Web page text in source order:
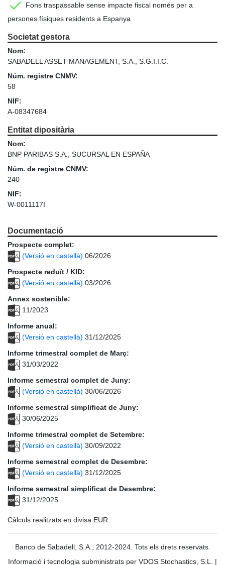
Fons traspassable sense impacte fiscal només per a
persones físiques residents a Espanya
Societat gestora
Nom:
SABADELL ASSET MANAGEMENT, S.A., S.G.I.I.C.
Núm. registre CNMV:
58
NIF:
A-08347684
Entitat dipositària
Nom:
BNP PARIBAS S.A., SUCURSAL EN ESPAÑA
Núm. de registre CNMV:
240
NIF:
W-0011117I
Documentació
Prospecte complet:
(Versió en castellà) 06/2026
Prospecte reduït / KID:
(Versió en castellà) 03/2026
Annex sostenible:
11/2023
Informe anual:
(Versió en castellà) 31/12/2025
Informe trimestral complet de Març:
31/03/2022
Informe semestral complet de Juny:
(Versió en castellà) 30/06/2026
Informe semestral simplificat de Juny:
30/06/2025
Informe trimestral complet de Setembre:
(Versió en castellà) 30/09/2022
Informe semestral complet de Desembre:
(Versió en castellà) 31/12/2025
Informe semestral simplificat de Desembre:
31/12/2025
Càlculs realitzats en divisa EUR.
Banco de Sabadell, S.A., 2012-2024. Tots els drets reservats.
Informació i tecnologia subministrats per VDOS Stochastics, S.L. |